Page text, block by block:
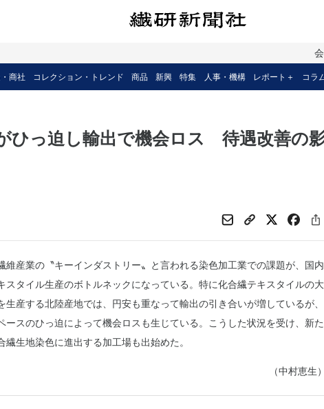
商社 コレクション・トレンド 商品 新興 特集 人事・機構 レポート＋ コラ
ひっ迫し輸出で機会ロス 待遇改善の
維産業の〝キーインダストリー〟と言われる染色加工業での課題が、国内
スタイル生産のボトルネックになっている。特に化合繊テキスタイルの大
生産する北陸産地では、円安も重なって輸出の引き合いが増しているが、
ースのひっ迫によって機会ロスも生じている。こうした状況を受け、新た
繊生地染色に進出する加工場も出始めた。
（中村恵生）